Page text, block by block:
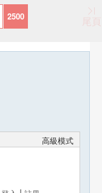
2500 尾頁
高級模式